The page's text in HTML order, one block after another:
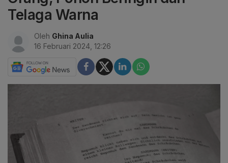
Telaga Warna
Oleh Ghina Aulia
16 Februari 2024, 12:26